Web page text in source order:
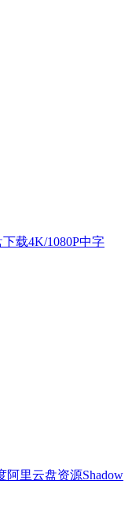
载4K/1080P中字
阿里云盘资源Shadow